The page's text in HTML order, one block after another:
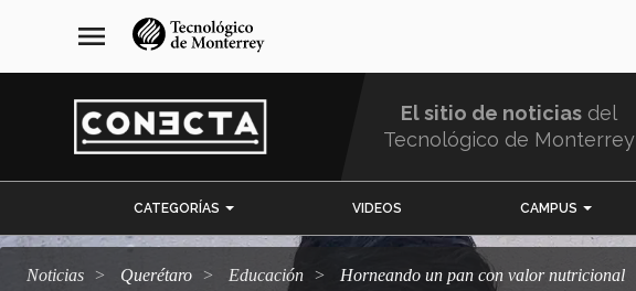
navegación
principal
menu
El sitio de noticias del
Tecnológico de Monterrey
CATEGORÍAS VIDEOS CAMPUS
Noticias Querétaro Educación Horneando un pan con valor nutricional